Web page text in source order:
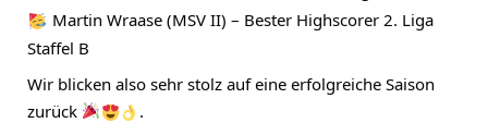
Martin Wraase (MSV II) – Bester Highscorer 2. Liga
Staffel B
Wir blicken also sehr stolz auf eine erfolgreiche Saison
zurück
.